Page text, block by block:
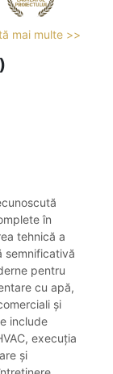
mai multe >>
în
tehnică a
semnificativă
pentru
cu apă,
și
include
execuția
și